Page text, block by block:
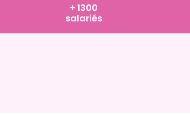
+ 1300
salariés